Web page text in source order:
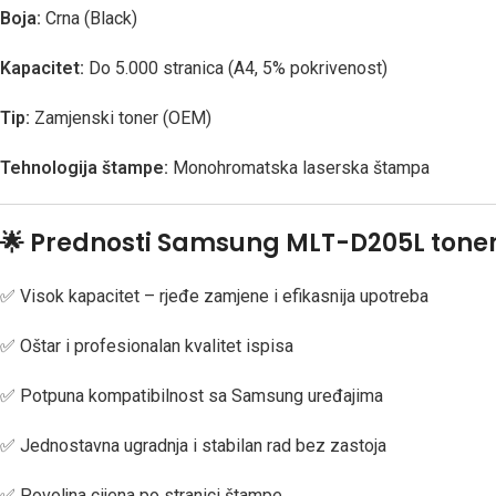
Boja: Crna (Black)
Kapacitet: Do 5.000 stranica (A4, 5% pokrivenost)
Tip: Zamjenski toner (OEM)
Tehnologija štampe: Monohromatska laserska štampa
🌟 Prednosti Samsung MLT-D205L
✅ Visok kapacitet – rjeđe zamjene i efikasnija upotreba
✅ Oštar i profesionalan kvalitet ispisa
✅ Potpuna kompatibilnost sa Samsung uređajima
✅ Jednostavna ugradnja i stabilan rad bez zastoja